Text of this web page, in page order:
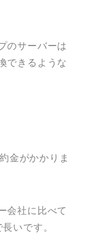
のサーバーは
できるような
金がかかりま
会社に比べて
いです。